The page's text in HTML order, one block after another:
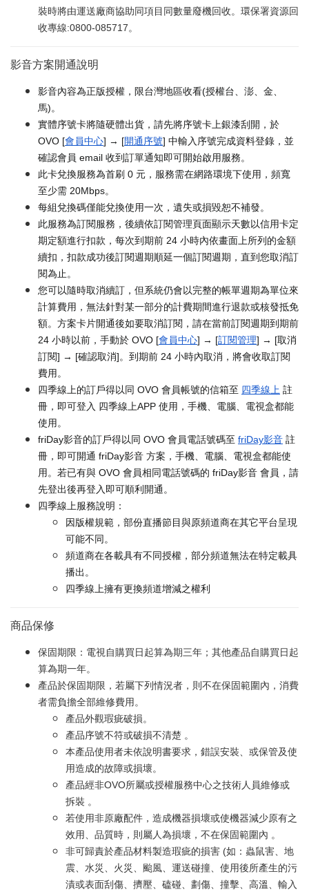
裝時將由運送廠商協助同項目同數量廢機回收。環保署資源回
收專線:0800-085717。
影音方案開通說明
影音內容為正版授權，限台灣地區收看(授權台、澎、金、
馬)。
實體序號卡將隨硬體出貨，請先將序號卡上銀漆刮開，於
OVO [會員中心] → [開通序號] 中輸入序號完成資料登錄，並
確認會員 email 收到訂單通知即可開始啟用服務。
此卡兌換服務為首刷 0 元，服務需在網路環境下使用，頻寬
至少需 20Mbps。
每組兌換碼僅能兌換使用一次，遺失或損毀恕不補發。
此服務為訂閱服務，後續依訂閱管理頁面顯示天數以信用卡定
期定額進行扣款，每次到期前 24 小時內依畫面上所列的金額
續扣，扣款成功後訂閱週期順延一個訂閱週期，直到您取消訂
閱為止。
您可以隨時取消續訂，但系統仍會以完整的帳單週期為單位來
計算費用，無法針對某一部分的計費期間進行退款或核發抵免
額。方案卡片開通後如要取消訂閱，請在當前訂閱週期到期前
24 小時以前，手動於 OVO [會員中心] → [訂閱管理] → [取消
訂閱] → [確認取消]。到期前 24 小時內取消，將會收取訂閱
費用。
四季線上的訂戶得以同 OVO 會員帳號的信箱至 四季線上 註
冊，即可登入 四季線上APP 使用，手機、電腦、電視盒都能
使用。
friDay影音的訂戶得以同 OVO 會員電話號碼至 friDay影音 註
冊，即可開通 friDay影音 方案，手機、電腦、電視盒都能使
用。若已有與 OVO 會員相同電話號碼的 friDay影音 會員，請
先登出後再登入即可順利開通。
四季線上服務說明：
因版權規範，部份直播節目與原頻道商在其它平台呈現
可能不同。
頻道商在各載具有不同授權，部分頻道無法在特定載具
播出。
四季線上擁有更換頻道增減之權利
商品保修
保固期限：電視自購買日起算為期三年；其他產品自購買日起
算為期一年。
產品於保固期限，若屬下列情況者，則不在保固範圍內，消費
者需負擔全部維修費用。
產品外觀瑕疵破損。
產品序號不符或破損不清楚 。
本產品使用者未依說明書要求，錯誤安裝、或保管及使
用造成的故障或損壞。
產品經非OVO所屬或授權服務中心之技術人員維修或
拆裝 。
若使用非原廠配件，造成機器損壞或使機器減少原有之
效用、品質時，則屬人為損壞，不在保固範圍內 。
非可歸責於產品材料製造瑕疵的損害 (如：蟲鼠害、地
震、水災、火災、颱風、運送碰撞、使用後所產生的污
漬或表面刮傷、擠壓、磕碰、劃傷、撞擊、高溫、輸入